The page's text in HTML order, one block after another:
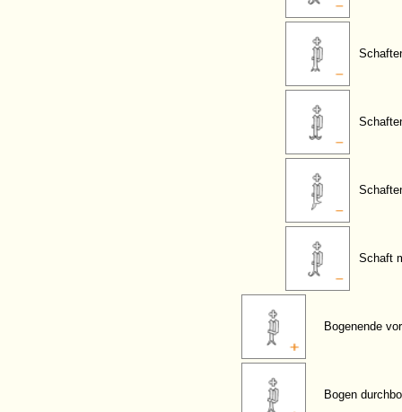
Schaft
Bogenende
Bogen